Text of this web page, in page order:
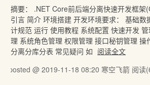
摘要： .NET Core前后端分离快速开发框架
引言 简介 环境搭建 开发环境要求： 基础数
计规范 运行 使用教程 系统配置 快速开发
理 系统角色管理 权限管理 接口秘钥管理 操
分离分库分表 常见疑问 如 阅读全文
posted @ 2019-11-18 08:20 寒空飞箭 阅读